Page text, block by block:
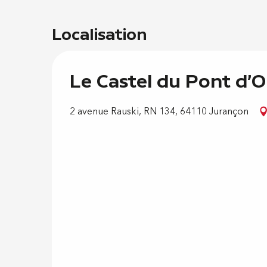
Localisation
Le Castel du Pont
2 avenue Rauski, RN 134, 64110 Jurançon